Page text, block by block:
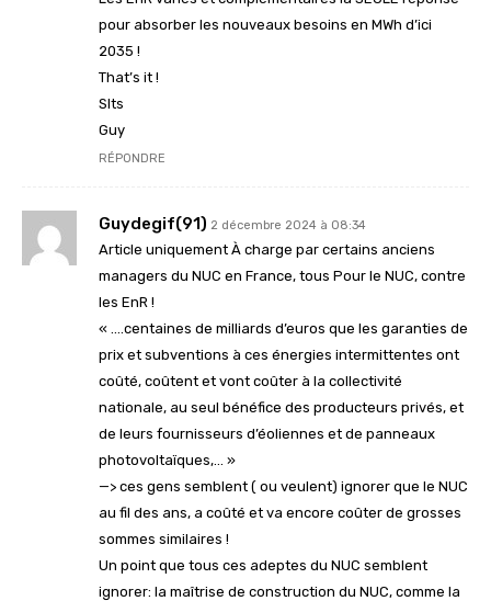
pour absorber les nouveaux besoins en MWh d’ici
2035 !
That’s it !
Slts
Guy
RÉPONDRE
Guydegif(91) 2 décembre 2024 à 08:34
Article uniquement À charge par certains anciens
managers du NUC en France, tous Pour le NUC, contre
les EnR !
« ….centaines de milliards d’euros que les garanties de
prix et subventions à ces énergies intermittentes ont
coûté, coûtent et vont coûter à la collectivité
nationale, au seul bénéfice des producteurs privés, et
de leurs fournisseurs d’éoliennes et de panneaux
photovoltaïques,… »
—> ces gens semblent ( ou veulent) ignorer que le NUC
au fil des ans, a coûté et va encore coûter de grosses
sommes similaires !
Un point que tous ces adeptes du NUC semblent
ignorer: la maîtrise de construction du NUC, comme la